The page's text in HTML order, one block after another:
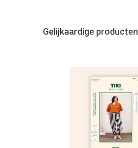
Gelijkaardige producten